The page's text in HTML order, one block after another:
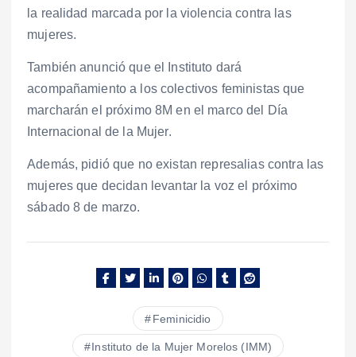
la realidad marcada por la violencia contra las
mujeres.
También anunció que el Instituto dará
acompañamiento a los colectivos feministas que
marcharán el próximo 8M en el marco del Día
Internacional de la Mujer.
Además, pidió que no existan represalias contra las
mujeres que decidan levantar la voz el próximo
sábado 8 de marzo.
Feminicidio
Instituto de la Mujer Morelos (IMM)